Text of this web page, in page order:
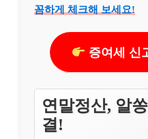
꼼하게 체크해 보세요!
증여세 신
연말정산, 알
결!